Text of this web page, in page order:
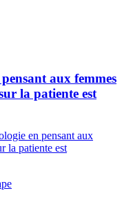
aux femmes
la patiente est
en pensant aux
la patiente est